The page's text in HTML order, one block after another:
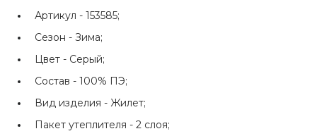
Артикул - 153585;
Сезон - Зима;
Цвет - Серый;
Состав - 100% ПЭ;
Вид изделия - Жилет;
Пакет утеплителя - 2 слоя;